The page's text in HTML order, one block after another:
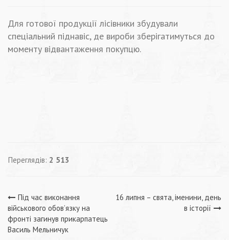
Для готової продукції лісівники збудували
спеціальний піднавіс, де вироби зберігатимуться до
моменту відвантаження покупцю.
Переглядів: 2 513
Навігація
записів
Під час виконання
військового обов’язку на
фронті загинув прикарпатець
Василь Мельничук
16 липня – свята, іменини, день
в історії